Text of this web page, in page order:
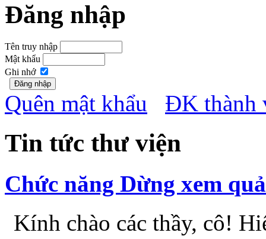
Đăng nhập
Tên truy nhập
Mật khẩu
Ghi nhớ
Quên mật khẩu ĐK thành
Tin tức thư viện
Chức năng Dừng xem
Kính chào các thầy,